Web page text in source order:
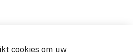
cookies om uw